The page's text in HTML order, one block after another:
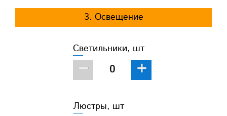
3. Освещение
Светильники, шт
− +
Люстры, шт